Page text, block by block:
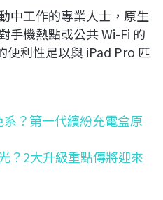
中工作的專業人士，原生
手機熱點或公共 Wi-Fi 的
便利性足以與 iPad Pro 匹
？第一代繽紛充電盒原
？2大升級重點傳將迎來